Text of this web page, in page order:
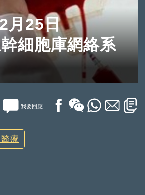
月25日
細胞庫網絡系
我要回應
療